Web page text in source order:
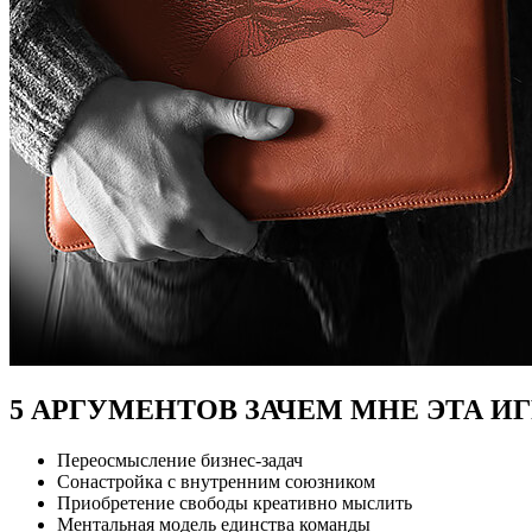
5 АРГУМЕНТОВ ЗАЧЕМ МНЕ ЭТА
Переосмысление бизнес-задач
Сонастройка с внутренним союзником
Приобретение свободы креативно мыслить
Ментальная модель единства команды